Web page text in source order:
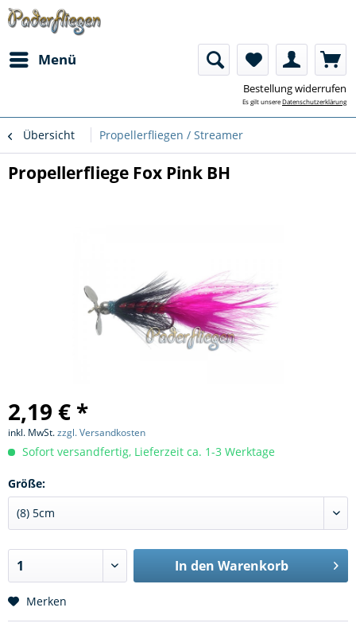
Menü
Bestellung widerrufen
Es gilt unsereDatenschutzerklärung
Übersicht Propellerfliegen / Streamer
Propellerfliege Fox Pink BH
2,19 € *
inkl. MwSt.zzgl. Versandkosten
Sofort versandfertig, Lieferzeit ca. 1-3 Werktage
Größe:
In den Warenkorb
Merken